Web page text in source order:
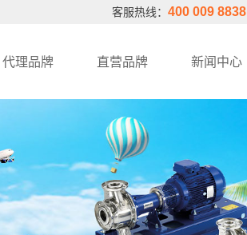
客服热线： 400 009 8838
代理品牌 直营品牌 新闻中心